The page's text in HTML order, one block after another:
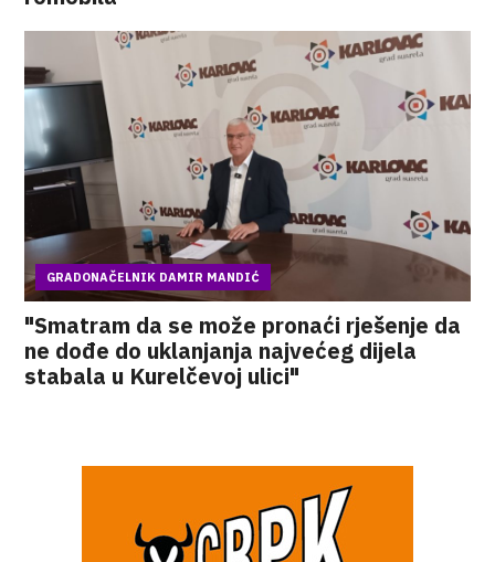
GRADONAČELNIK DAMIR MANDIĆ
"Smatram da se može pronaći rješenje da
ne dođe do uklanjanja najvećeg dijela
stabala u Kurelčevoj ulici"